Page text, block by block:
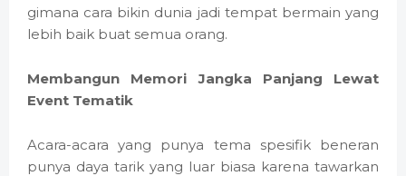
gimana cara bikin dunia jadi tempat bermain yang
lebih baik buat semua orang.
Membangun Memori Jangka Panjang Lewat
Event Tematik
Acara-acara yang punya tema spesifik beneran
punya daya tarik yang luar biasa karena tawarkan